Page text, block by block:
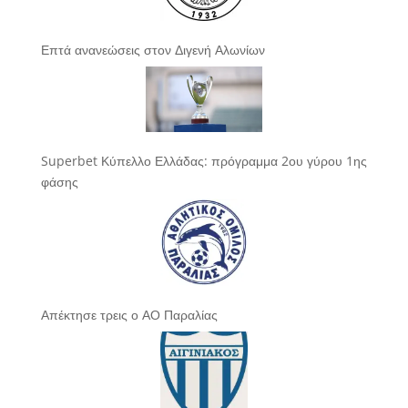
Επτά ανανεώσεις στον Διγενή Αλωνίων
Superbet Κύπελλο Ελλάδας: πρόγραμμα 2ου γύρου 1ης
φάσης
Απέκτησε τρεις ο ΑΟ Παραλίας